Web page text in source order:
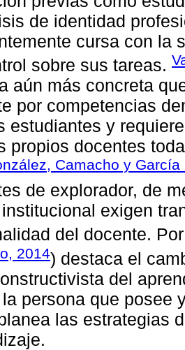
de identidad
cursa con la
sobre sus tareas.
aún más concreta
por competencias
estudiantes y
propios docentes
Camacho y García
de explorador, de
exigen
del docente.
2014) destaca el
del
persona que posee
las estrategias